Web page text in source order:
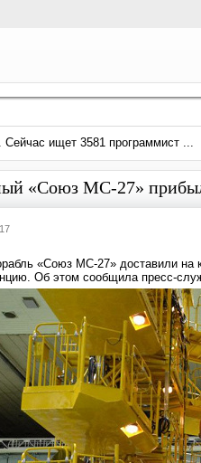
Сейчас ищет 3581 программист ...
«Союз МС-27»
«Союз МС-27» доставили на
Об этом сообщила пресс-